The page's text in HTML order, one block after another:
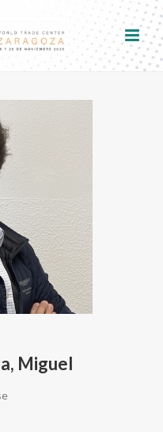
Miguel